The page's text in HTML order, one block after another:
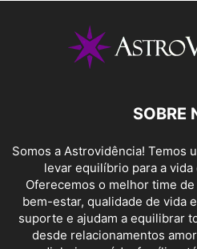
SOBRE
Somos a Astrovidência! Temos
levar equilíbrio para a vida
Oferecemos o melhor time
bem-estar, qualidade de vida
suporte e ajudam a equilibrar
desde relacionamentos